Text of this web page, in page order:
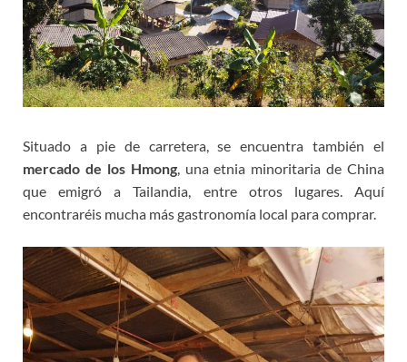
Situado a pie de carretera, se encuentra también el
mercado de los Hmong, una etnia minoritaria de China
que emigró a Tailandia, entre otros lugares. Aquí
encontraréis mucha más gastronomía local para comprar.